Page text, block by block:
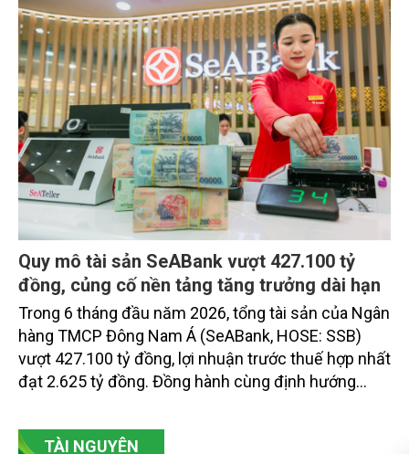
Quy mô tài sản SeABank vượt 427.100 tỷ
đồng, củng cố nền tảng tăng trưởng dài hạn
Trong 6 tháng đầu năm 2026, tổng tài sản của Ngân
hàng TMCP Đông Nam Á (SeABank, HOSE: SSB)
vượt 427.100 tỷ đồng, lợi nhuận trước thuế hợp nhất
đạt 2.625 tỷ đồng. Đồng hành cùng định hướng
SeABank tiếp tục duy trì hoạt động hiệu quả, mở
rộng tín dụng, củng cố nguồn vốn và đảm bảo các
TÀI NGUYÊN